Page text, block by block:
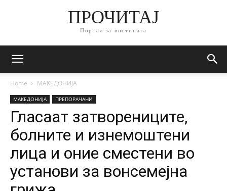
ПРОЧИТАЈ
Портал за вистината
Home МАКЕДОНИЈА
МАКЕДОНИЈА ПРЕПОРАЧАНИ
Гласаат затворениците,
болните и изнемоштени
лица и оние сместени во
установи за вонсемејна